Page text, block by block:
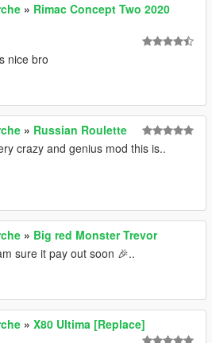
» Rimac Concept Two 2020
nice bro
» Russian Roulette
crazy and genius mod this is..
» Big red Monster Trevor
sure it pay out soon 🎉..
» X80 Ultima [Replace]